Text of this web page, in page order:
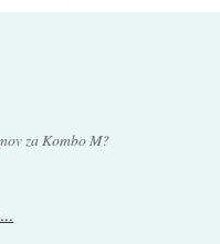
za Kombo M?